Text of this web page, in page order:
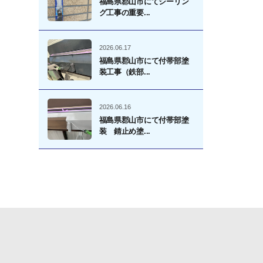
グ工事の重要...
2026.06.17
福島県郡山市にて付帯部塗
装工事（鉄部...
2026.06.16
福島県郡山市にて付帯部塗
装 錆止め塗...